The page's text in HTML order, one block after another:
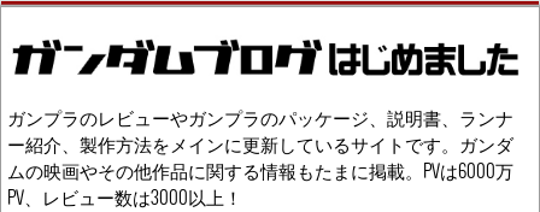
ガンプラのレビューやガンプラのパッケージ、説明書、ランナ
ー紹介、製作方法をメインに更新しているサイトです。ガンダ
ムの映画やその他作品に関する情報もたまに掲載。PVは6000万
PV、レビュー数は3000以上！